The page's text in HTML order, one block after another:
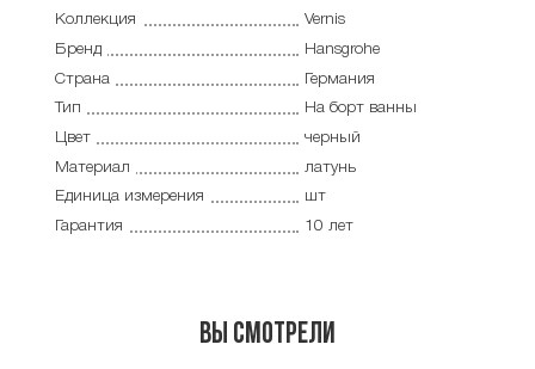
Коллекция
Vernis
Бренд
Hansgrohe
Страна
Германия
Тип
На борт ванны
Цвет
черный
Материал
латунь
Единица измерения
шт
Гарантия
10 лет
Вы смотрели